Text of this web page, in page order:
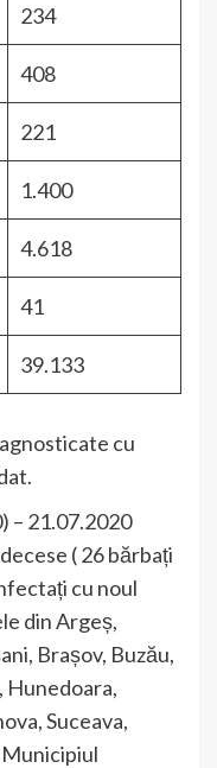
234
408
221
1.400
4.618
41
39.133
cu
– 21.07.2020
( 26 bărbați
cu noul
din Argeș,
Brașov, Buzău,
Hunedoara,
Suceava,
Municipiul